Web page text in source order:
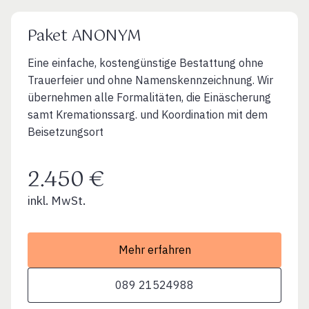
Paket ANONYM
Eine einfache, kostengünstige Bestattung ohne
Trauerfeier und ohne Namenskennzeichnung. Wir
übernehmen alle Formalitäten, die Einäscherung
samt Kremationssarg. und Koordination mit dem
Beisetzungsort
2.450 €
inkl. MwSt.
Mehr erfahren
089 21524988